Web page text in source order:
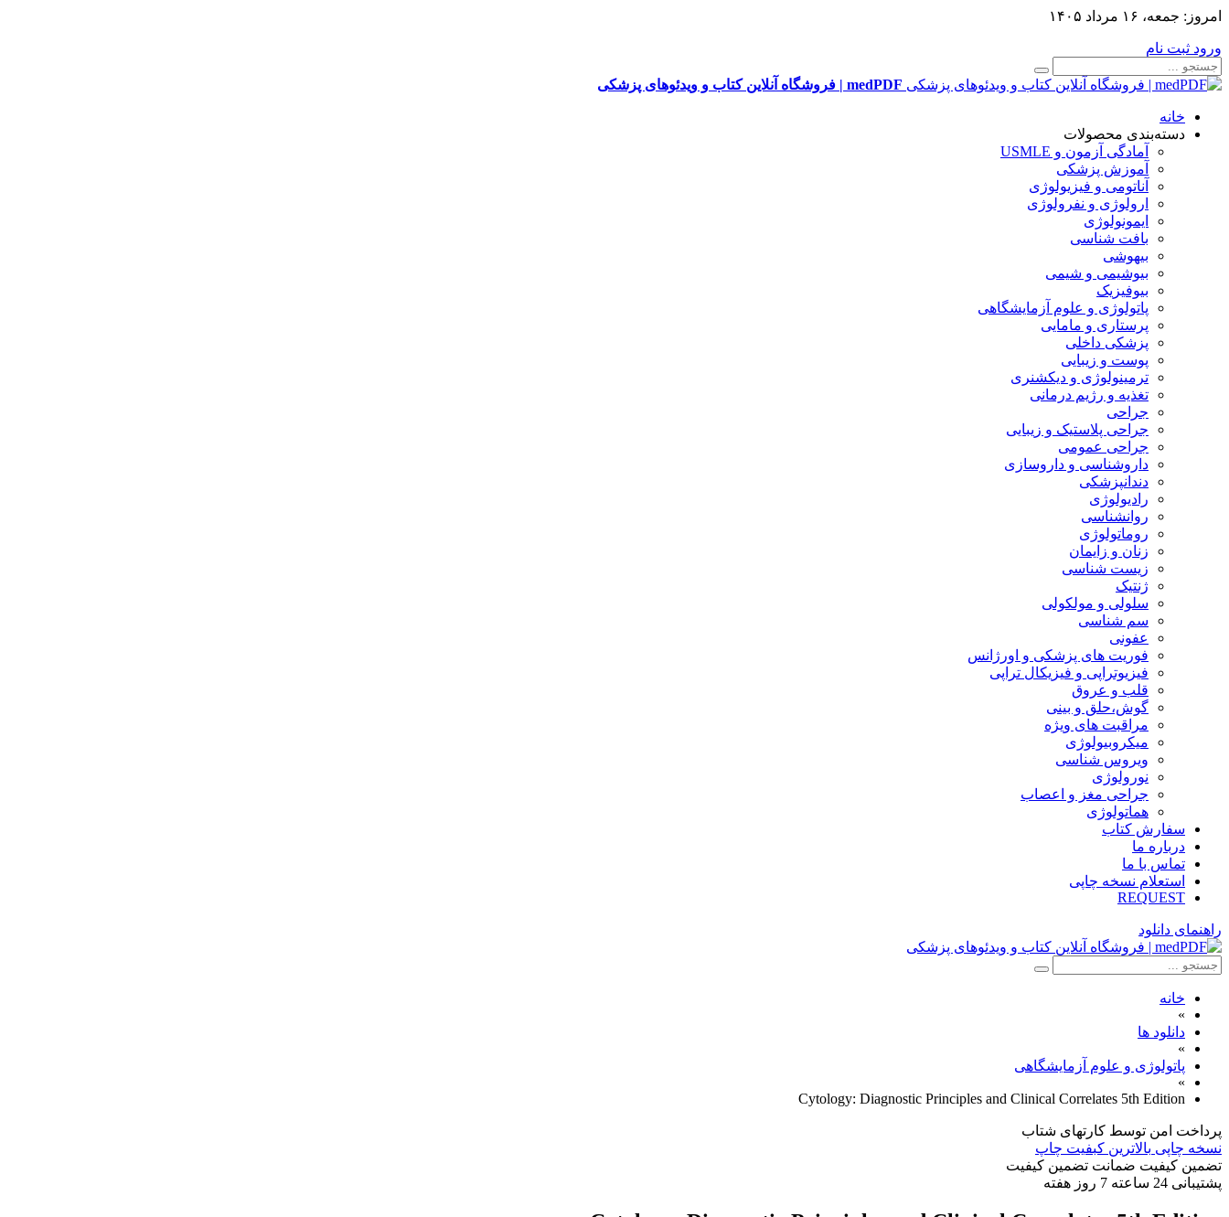
امروز: جمعه، ۱۶ مرداد ۱۴۰۵
ورود ثبت نام
medPDF | فروشگاه آنلاین کتاب و ویدئوهای پزشکی
خانه
دسته‌بندی محصولات
آمادگی آزمون و USMLE
آموزش پزشکی
آناتومی و فیزیولوژی
ارولوژی و نفرولوژی
ایمونولوژی
بافت شناسی
بیهوشی
بیوشیمی و شیمی
بیوفیزیک
پاتولوژی و علوم آزمایشگاهی
پرستاری و مامایی
پزشکی داخلی
پوست و زیبایی
ترمینولوژی و دیکشنری
تغذیه و رژیم درمانی
جراحی
جراحی پلاستیک و زیبایی
جراحی عمومی
داروشناسی و داروسازی
دندانپزشکی
رادیولوژی
روانشناسی
روماتولوژی
زنان و زایمان
زیست شناسی
ژنتیک
سلولی و مولکولی
سم شناسی
عفونی
فوریت های پزشکی و اورژانس
فیزیوتراپی و فیزیکال تراپی
قلب و عروق
گوش،حلق و بینی
مراقبت های ویژه
میکروبیولوژی
ویروس شناسی
نورولوژی
جراحی مغز و اعصاب
هماتولوژی
سفارش کتاب
درباره ما
تماس با ما
استعلام نسخه چاپی
REQUEST
راهنمای دانلود
خانه
»
دانلود ها
»
پاتولوژی و علوم آزمایشگاهی
»
Cytology: Diagnostic Principles and Clinical Correlates 5th Edition
پرداخت امن توسط کارتهای شتاب
نسخه چاپی بالاترین کبفیت چاپ
تضمین کیفیت ضمانت تضمین کیفیت
پشتیبانی 24 ساعته 7 روز هفته